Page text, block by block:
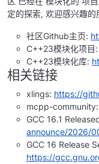
定的探索, 欢迎感兴趣的
社区Github主页:
C++23模块化项目:
C++23模块化库:
相关链接
xlings: https://
mcpp-community:
GCC 16.1
announce/2026/
GCC 16 Release
https://